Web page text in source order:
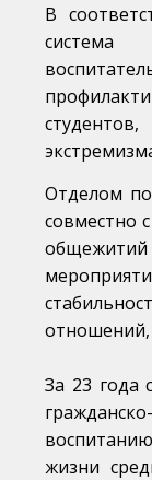
В
система
Отделом
совместно
отношений,
За 23 года
жизни